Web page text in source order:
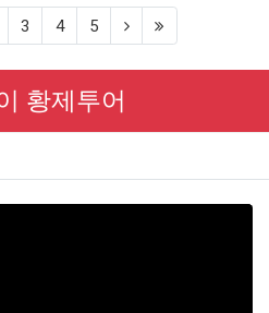
3 4 5 (next)
황제투어